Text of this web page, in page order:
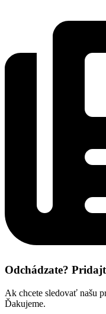
Odchádzate?
Ak chcete sledovať našu
Ďakujeme.